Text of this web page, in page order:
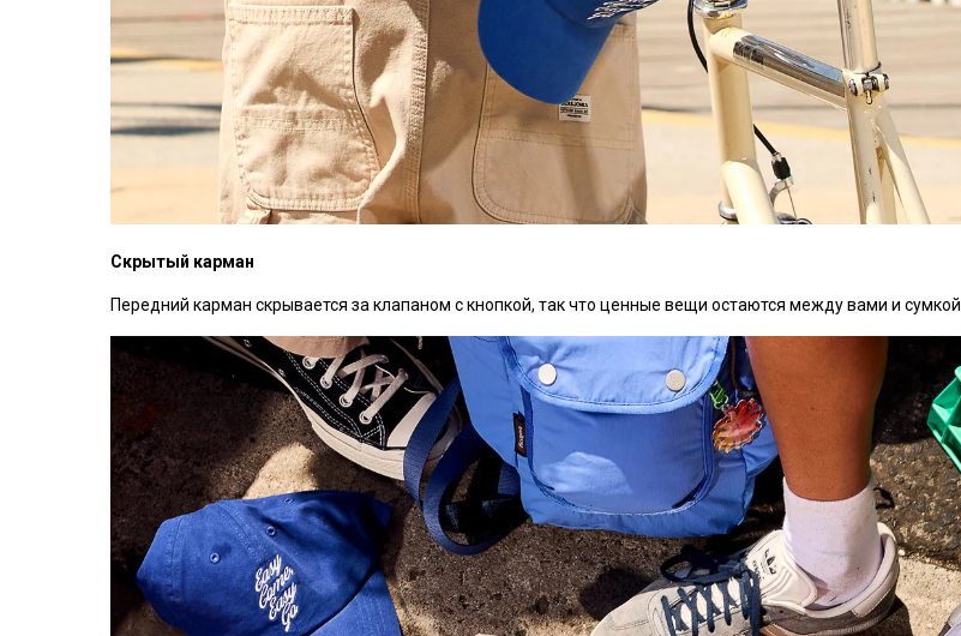
Скрытый карман
Передний карман скрывается за клапаном с кнопкой, так что ценные вещи остаются между вами и сумкой.